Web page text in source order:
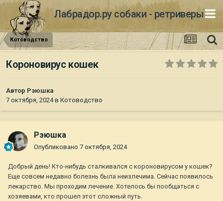
Лабрадор.ру собаки - ретриверы
Котоводство
Короновирус кошек
Автор Рэюшка
7 октября, 2024в Котоводство
Рэюшка
Опубликовано 7 октября, 2024
Добрый день! Кто-нибудь сталкивался с короновирусом у кошек?
Еще совсем недавно болезнь была неизлечима. Сейчас появилось
лекарство. Мы проходим лечение. Хотелось бы пообщаться с
хозяевами, кто прошел этот сложный путь.